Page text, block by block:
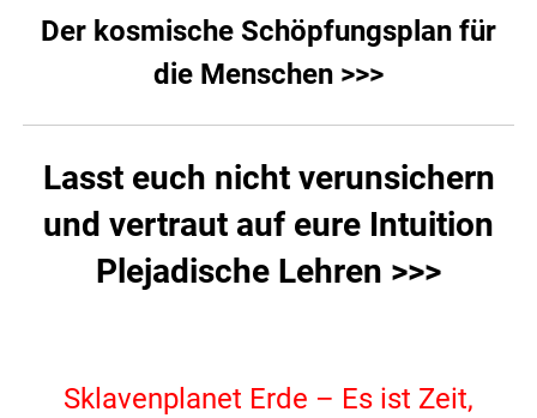
Der kosmische Schöpfungsplan für
die Menschen >>>
Lasst euch nicht verunsichern
und vertraut auf eure Intuition
Plejadische Lehren >>>
Sklavenplanet Erde – Es ist Zeit,